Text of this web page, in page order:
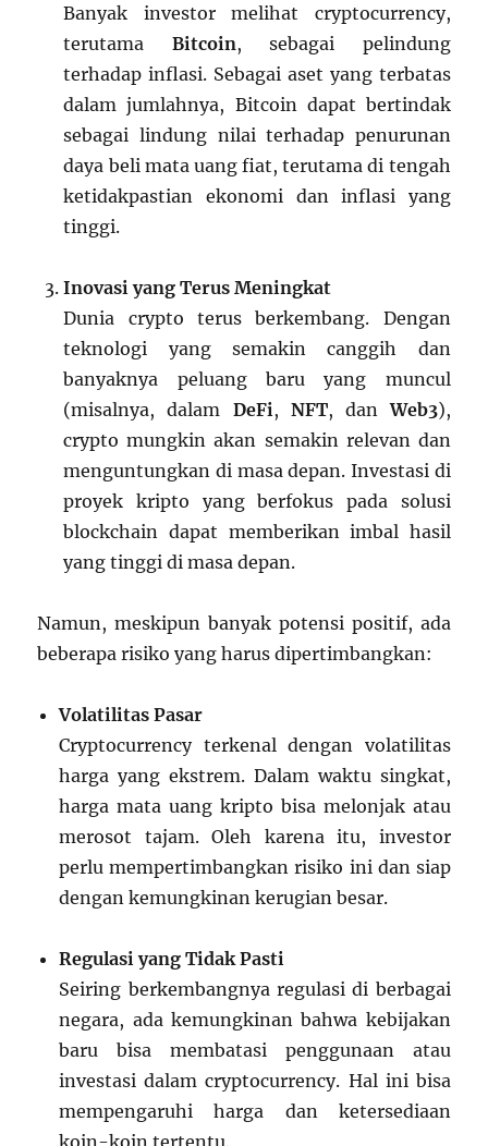
Banyak investor melihat cryptocurrency,
terutama Bitcoin, sebagai pelindung
terhadap inflasi. Sebagai aset yang terbatas
dalam jumlahnya, Bitcoin dapat bertindak
sebagai lindung nilai terhadap penurunan
daya beli mata uang fiat, terutama di tengah
ketidakpastian ekonomi dan inflasi yang
tinggi.
Inovasi yang Terus Meningkat
Dunia crypto terus berkembang. Dengan
teknologi yang semakin canggih dan
banyaknya peluang baru yang muncul
(misalnya, dalam DeFi , NFT, danWeb3),
crypto mungkin akan semakin relevan dan
menguntungkan di masa depan. Investasi di
proyek kripto yang berfokus pada solusi
blockchain dapat memberikan imbal hasil
yang tinggi di masa depan.
Namun, meskipun banyak potensi positif, ada
beberapa risiko yang harus dipertimbangkan:
Volatilitas Pasar
Cryptocurrency terkenal dengan volatilitas
harga yang ekstrem. Dalam waktu singkat,
harga mata uang kripto bisa melonjak atau
merosot tajam. Oleh karena itu, investor
perlu mempertimbangkan risiko ini dan siap
dengan kemungkinan kerugian besar.
Regulasi yang Tidak Pasti
Seiring berkembangnya regulasi di berbagai
negara, ada kemungkinan bahwa kebijakan
baru bisa membatasi penggunaan atau
investasi dalam cryptocurrency. Hal ini bisa
mempengaruhi harga dan ketersediaan
koin-koin tertentu.